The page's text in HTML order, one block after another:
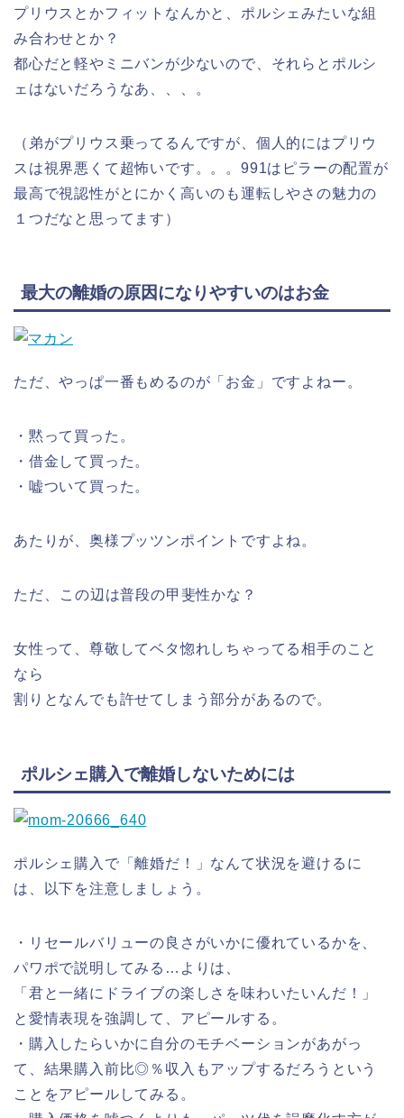
プリウスとかフィットなんかと、ポルシェみたいな組
み合わせとか？
都心だと軽やミニバンが少ないので、それらとポルシ
ェはないだろうなあ、、、。
（弟がプリウス乗ってるんですが、個人的にはプリウ
スは視界悪くて超怖いです。。。991はピラーの配置が
最高で視認性がとにかく高いのも運転しやさの魅力の
１つだなと思ってます）
最大の離婚の原因になりやすいのはお金
ただ、やっぱ一番もめるのが「お金」ですよねー。
・黙って買った。
・借金して買った。
・嘘ついて買った。
あたりが、奥様プッツンポイントですよね。
ただ、この辺は普段の甲斐性かな？
女性って、尊敬してベタ惚れしちゃってる相手のこと
なら
割りとなんでも許せてしまう部分があるので。
ポルシェ購入で離婚しないためには
ポルシェ購入で「離婚だ！」なんて状況を避けるに
は、以下を注意しましょう。
・リセールバリューの良さがいかに優れているかを、
パワポで説明してみる…よりは、
「君と一緒にドライブの楽しさを味わいたいんだ！」
と愛情表現を強調して、アピールする。
・購入したらいかに自分のモチベーションがあがっ
て、結果購入前比◎％収入もアップするだろうという
ことをアピールしてみる。